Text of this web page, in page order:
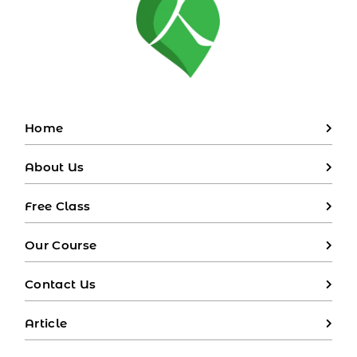
bahasa Mandarin yang mudah diingat dan
dipahami oleh anak-anak.
Home
About Us
Free Class
Our Course
Contact Us
Article